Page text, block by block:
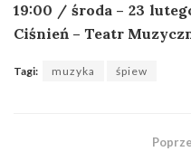
19:00 / środa – 23
Ciśnień – Teatr
Tagi: muzyka śpiew